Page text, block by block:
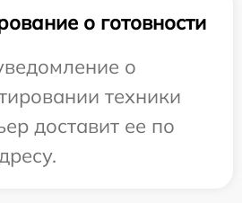
о готовности
о
техники
доставит ее по